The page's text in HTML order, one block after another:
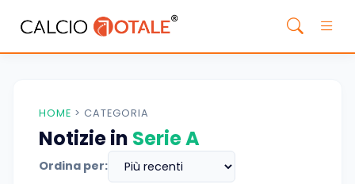
HOME > CATEGORIA
Notizie in Serie A
Ordina per: